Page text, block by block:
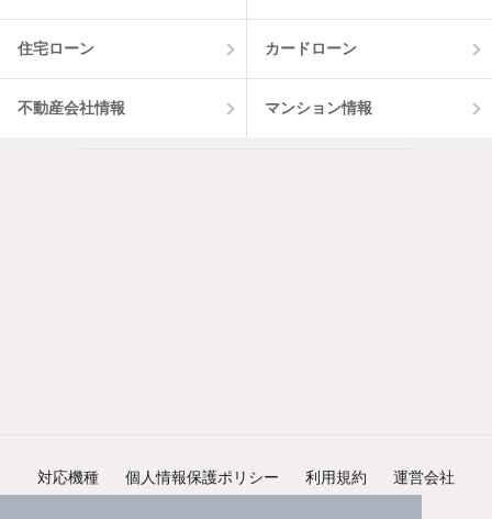
住宅ローン カードローン
不動産会社情報 マンション情報
対応機種 個人情報保護ポリシー 利用規約 運営会社